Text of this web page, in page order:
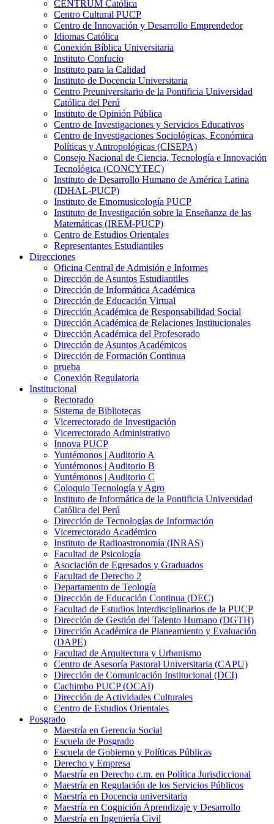
CENTRUM Católica
Centro Cultural PUCP
Centro de Innovación y Desarrollo Emprendedor
Idiomas Católica
Conexión Bíblica Universitaria
Instituto Confucio
Instituto para la Calidad
Instituto de Docencia Universitaria
Centro Preuniversitario de la Pontificia Universidad
Católica del Perú
Instituto de Opinión Pública
Centro de Investigaciones y Servicios Educativos
Centro de Investigaciones Sociológicas, Económica
Políticas y Antropológicas (CISEPA)
Consejo Nacional de Ciencia, Tecnología e Innovación
Tecnológica (CONCYTEC)
Instituto de Desarrollo Humano de América Latina
(IDHAL-PUCP)
Instituto de Etnomusicología PUCP
Instituto de Investigación sobre la Enseñanza de las
Matemáticas (IREM-PUCP)
Centro de Estudios Orientales
Representantes Estudiantiles
Direcciones
Oficina Central de Admisión e Informes
Dirección de Asuntos Estudiantiles
Dirección de Informática Académica
Dirección de Educación Virtual
Dirección Académica de Responsabilidad Social
Dirección Académica de Relaciones Institucionales
Dirección Académica del Profesorado
Dirección de Asuntos Académicos
Dirección de Formación Continua
prueba
Conexión Regulatoria
Institucional
Rectorado
Sistema de Bibliotecas
Vicerrectorado de Investigación
Vicerrectorado Administrativo
Innova PUCP
Yuntémonos | Auditorio A
Yuntémonos | Auditorio B
Yuntémonos | Auditorio C
Coloquio Tecnología y Agro
Instituto de Informática de la Pontificia Universidad
Católica del Perú
Dirección de Tecnologías de Información
Vicerrectorado Académico
Instituto de Radioastronomía (INRAS)
Facultad de Psicología
Asociación de Egresados y Graduados
Facultad de Derecho 2
Departamento de Teología
Dirección de Educación Continua (DEC)
Facultad de Estudios Interdisciplinarios de la PUCP
Dirección de Gestión del Talento Humano (DGTH)
Dirección Académica de Planeamiento y Evaluación
(DAPE)
Facultad de Arquitectura y Urbanismo
Centro de Asesoría Pastoral Universitaria (CAPU)
Dirección de Comunicación Institucional (DCI)
Cachimbo PUCP (OCAI)
Dirección de Actividades Culturales
Centro de Estudios Orientales
Posgrado
Maestría en Gerencia Social
Escuela de Posgrado
Escuela de Gobierno y Políticas Públicas
Derecho y Empresa
Maestría en Derecho c.m. en Política Jurisdiccional
Maestría en Regulación de los Servicios Públicos
Maestría en Docencia universitaria
Maestría en Cognición Aprendizaje y Desarrollo
Maestría en Ingeniería Civil